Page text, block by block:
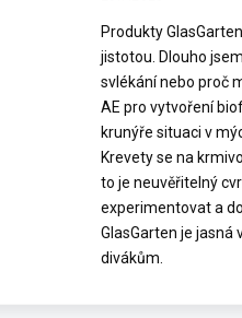
Produkty
jistotou. Dlouho
svlékání nebo proč
AE pro vytvoření
krunýře situaci v
Krevety se na
to je neuvěřitelný
experimentovat a
GlasGarten je jasná
divákům.